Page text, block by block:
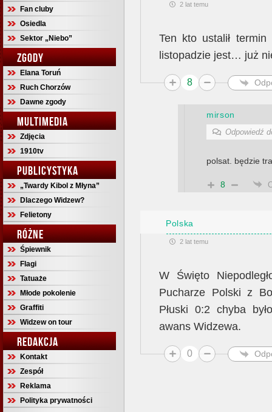
Fan cluby
Osiedla
Sektor „Niebo”
ZGODY
Elana Toruń
Ruch Chorzów
Dawne zgody
MULTIMEDIA
Zdjęcia
1910tv
PUBLICYSTYKA
„Twardy Kibol z Młyna”
Dlaczego Widzew?
Felietony
RÓŻNE
Śpiewnik
Flagi
Tatuaże
Młode pokolenie
Graffiti
Widzew on tour
REDAKCJA
Kontakt
Zespół
Reklama
Polityka prywatności
2 lat temu
Ten kto ustalił
listopadzie jest… już
8
mirson
Odpowiedź
polsat. będzie
8
Polska
2 lat temu
W Święto
Pucharze Polski z
Płuski 0:2 chyba
awans Widzewa.
0